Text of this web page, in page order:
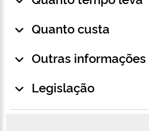
Quanto custa
Outras informações
Legislação